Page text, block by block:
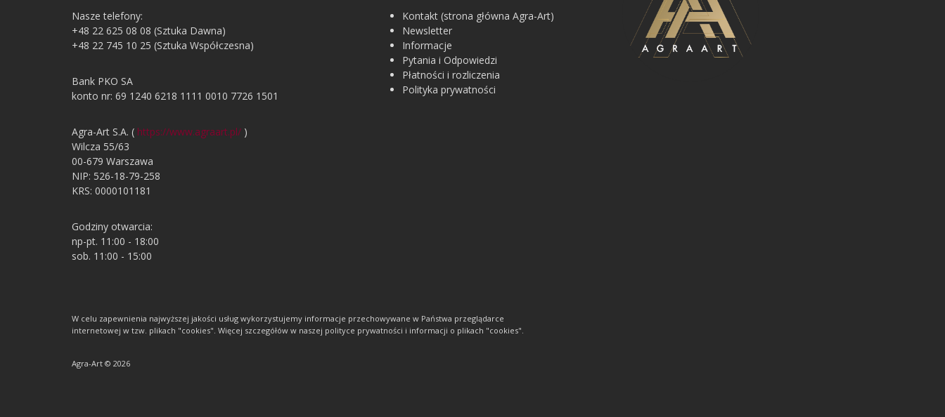
Kontakt (strona główna Agra-Art)
Newsletter
Informacje
Pytania i Odpowiedzi
Płatności i rozliczenia
Polityka prywatności
Nasze telefony:
+48 22 625 08 08 (Sztuka Dawna)
+48 22 745 10 25 (Sztuka Współczesna)
Bank PKO SA
konto nr: 69 1240 6218 1111 0010 7726 1501
Agra-Art S.A. ( https://www.agraart.pl/ )
Wilcza 55/63
00-679 Warszawa
NIP: 526-18-79-258
KRS: 0000101181
Godziny otwarcia:
np-pt. 11:00 - 18:00
sob. 11:00 - 15:00
W celu zapewnienia najwyższej jakości usług wykorzystujemy informacje przechowywane w Państwa przeglądarce
internetowej w tzw. plikach "cookies". Więcej szczegółów w naszej polityce prywatności i informacji o plikach "cookies".
Agra-Art © 2026